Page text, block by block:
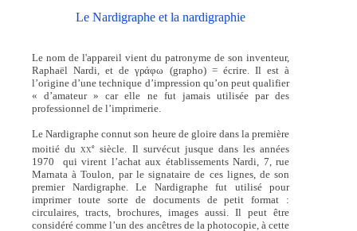
Le Nardigraphe et la nardigraphie
Le nom de l'appareil vient du patronyme de son inventeur,
Raphaël Nardi, et de γράφω (grapho) = écrire. Il est à
l’origine d’une technique d’impression qu’on peut qualifier
« d’amateur » car elle ne fut jamais utilisée par des
professionnel de l’imprimerie.
Le Nardigraphe connut son heure de gloire dans la première
moitié duXXe
siècle. Il survécut jusque dans les années
1970 qui virent l’achat aux établissements Nardi, 7, rue
Marnata à Toulon, par le signataire de ces lignes, de son
premier Nardigraphe. Le Nardigraphe fut utilisé pour
imprimer toute sorte de documents de petit format :
circulaires, tracts, brochures, images aussi. Il peut être
considéré comme l’un des ancêtres de la photocopie, à cette